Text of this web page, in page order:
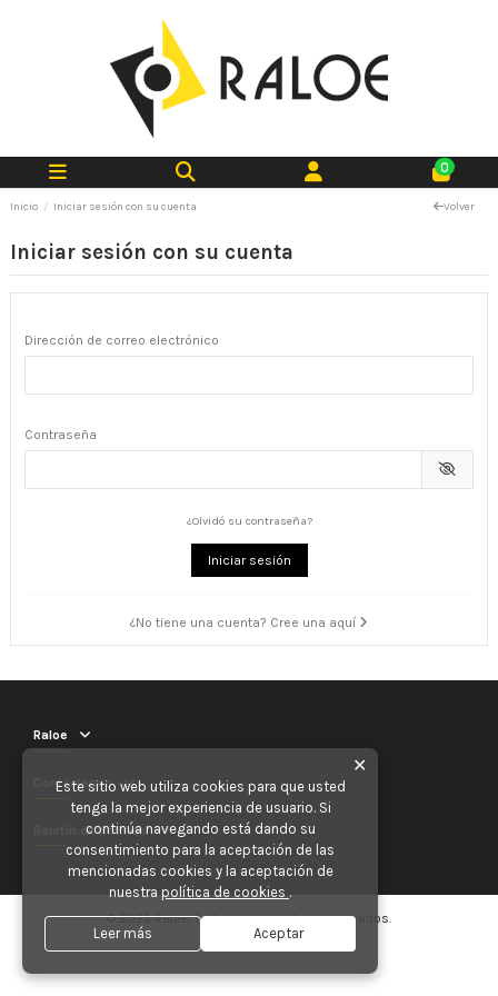
0
Inicio Iniciar sesión con su cuenta Volver
Iniciar sesión con su cuenta
Dirección de correo electrónico
Contraseña
¿Olvidó su contraseña?
Iniciar sesión
¿No tiene una cuenta? Cree una aquí
Raloe
Contáctenos
Boletín de noticias
© 2025 Raloe. Todos los derechos reservados.
✕
Este sitio web utiliza cookies para que usted
tenga la mejor experiencia de usuario. Si
continúa navegando está dando su
consentimiento para la aceptación de las
mencionadas cookies y la aceptación de
nuestra política de cookies .
Leer más Aceptar